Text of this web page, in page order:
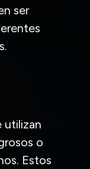
ser
utilizan
o
Estos